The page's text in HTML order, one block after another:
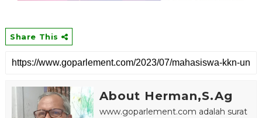
Share This
About Herman,S.Ag
www.goparlement.com adalah surat